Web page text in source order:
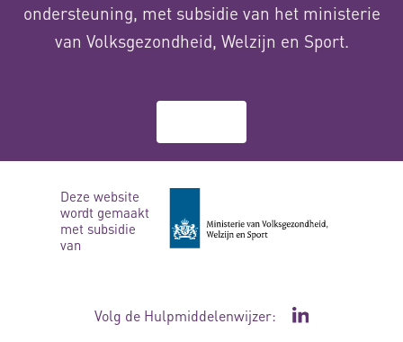
ondersteuning, met subsidie van het ministerie
van Volksgezondheid, Welzijn en Sport.
Deze website
wordt gemaakt
met subsidie
van
Volg de Hulpmiddelenwijzer: Ga naar de